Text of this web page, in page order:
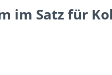
im Satz für